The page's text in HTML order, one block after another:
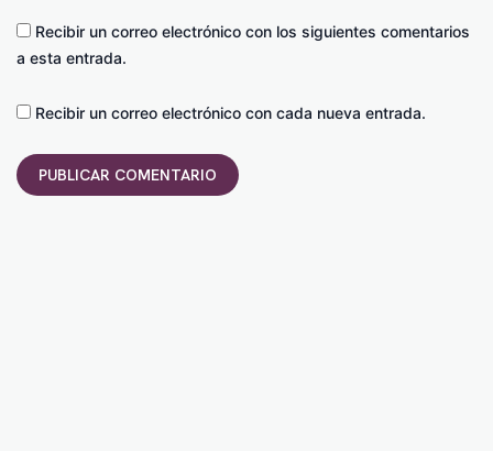
Recibir un correo electrónico con los siguientes comentarios
a esta entrada.
Recibir un correo electrónico con cada nueva entrada.